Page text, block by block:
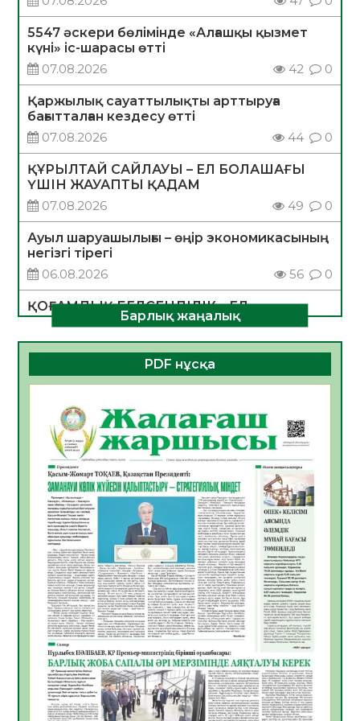
5547 әскери бөлімінде «Алғашқы қызмет
күні» іс-шарасы өтті
07.08.2026
42 0
Қаржылық сауаттылықты арттыруға
бағытталған кездесу өтті
07.08.2026
44 0
ҚҰРЫЛТАЙ САЙЛАУЫ – ЕЛ БОЛАШАҒЫ
ҮШІН ЖАУАПТЫ ҚАДАМ
07.08.2026
49 0
Ауыл шаруашылығы – өңір экономикасының
негізгі тірегі
06.08.2026
56 0
ҚОҒАМДЫҚ БЕЛСЕНДІЛІК – ЕЛ
ДАМУЫНЫҢ НЕГІЗІ
06.08.2026
54 0
ҚҰРЫЛТАЙ САЙЛАУЫ – БОЛАШАҚҚА
06.08.2026
Инфекциялық ауруларға қарсы иммундау
жұмыстарының тиімділігі
06.08.2026
58
Көкжөтел ауруы туралы
06.08.2026
56
АПВ вакцинасы туралы мәлімет
06.08.2026
57
Open Air: Қызылорда облысы полиция
департаменті 20 мыңнан астам
көрерменнің қауіпсіздігін қамтамасыз етті
06.08.2026
67
ҚЫЗЫЛОРДАДА «САНАЛЫ ҰРПАҚ –
ЖАРҚЫН БОЛАШАҚ» АТТЫ КЕҢЕЙТІЛГЕН
Барлық жаңалық
PDF нұсқа